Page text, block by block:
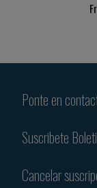
Ponte en
Suscribete
Cancelar